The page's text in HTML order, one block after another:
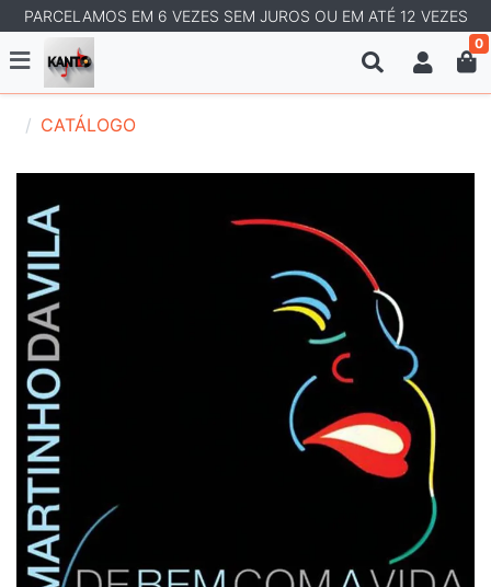
PARCELAMOS EM 6 VEZES SEM JUROS OU EM ATÉ 12 VEZES
0
CATÁLOGO